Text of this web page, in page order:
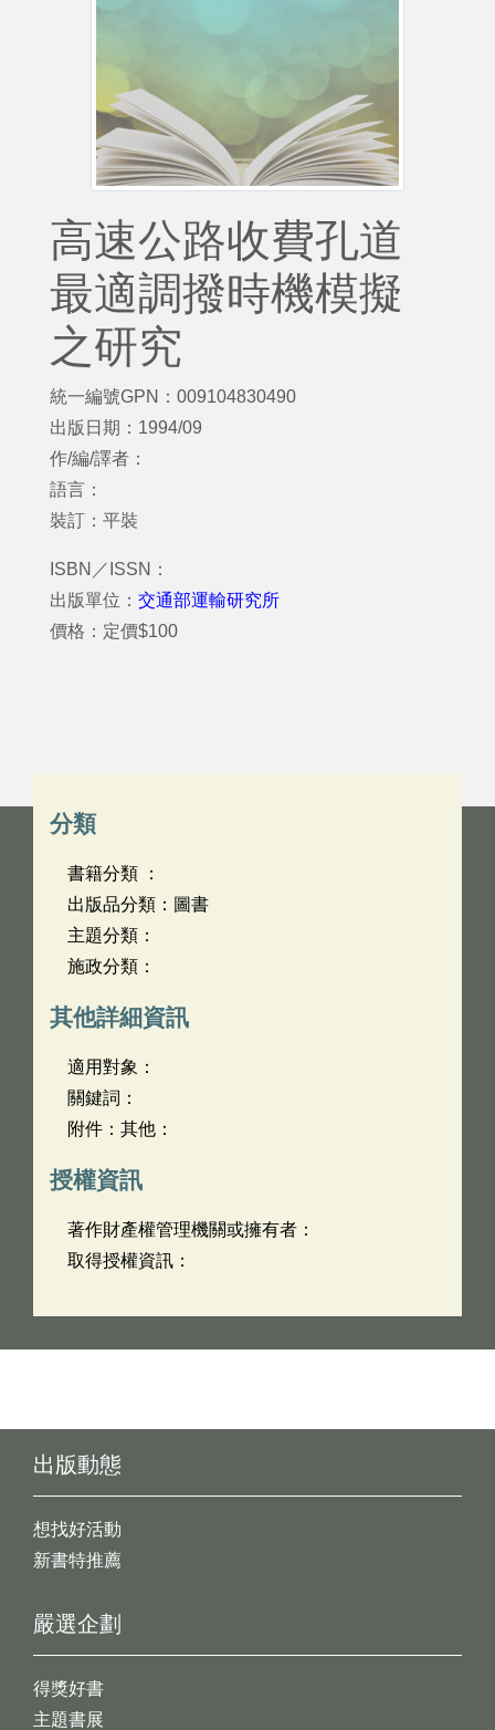
高速公路收費孔道
最適調撥時機模擬
之研究
統一編號GPN：009104830490
出版日期：1994/09
作/編/譯者：
語言：
裝訂：平裝
ISBN／ISSN：
出版單位： 交通部運輸研究所
價格：定價$100
分類
書籍分類 ：
出版品分類：圖書
主題分類：
施政分類：
其他詳細資訊
適用對象：
關鍵詞：
附件：其他：
授權資訊
著作財產權管理機關或擁有者：
取得授權資訊：
出版動態
想找好活動
新書特推薦
嚴選企劃
得獎好書
主題書展